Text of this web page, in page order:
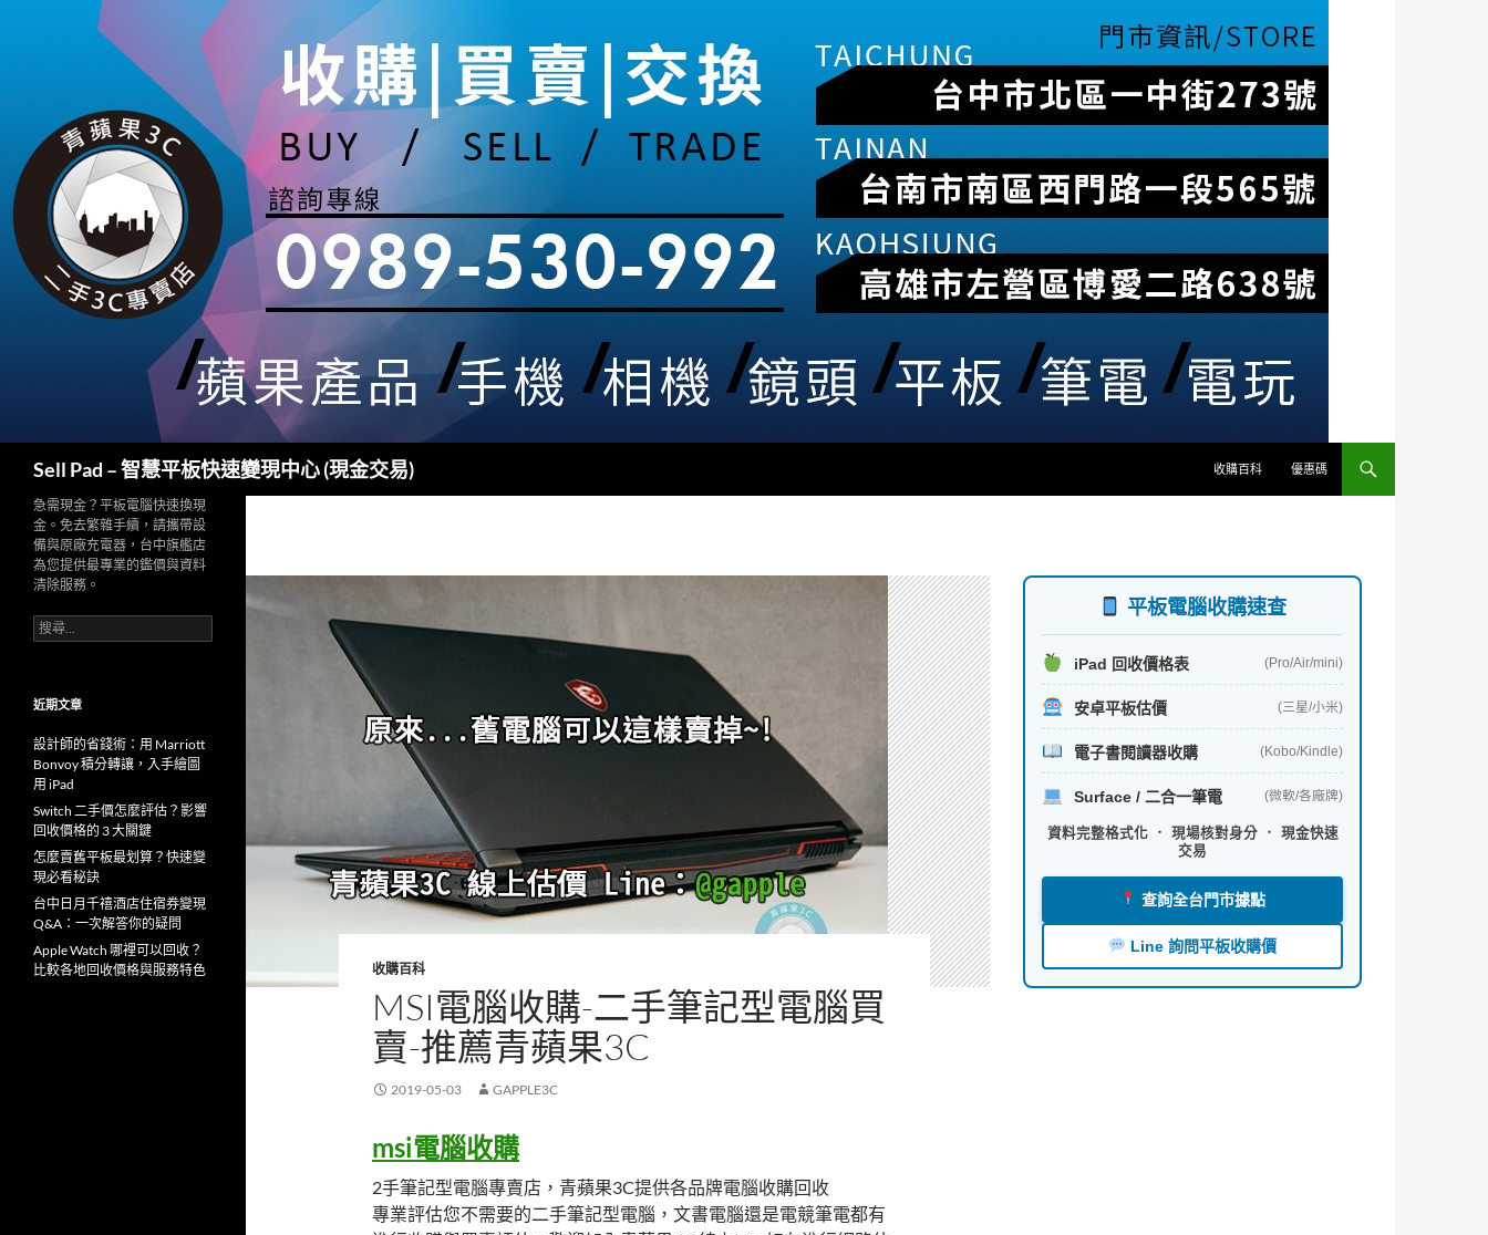
Sell Pad – 智慧平板快速變現中心 (現金交易) 收購百科 優惠碼
收購百科
MSI電腦收購-二手筆記型電腦買
賣-推薦青蘋果3C
2019-05-03 GAPPLE3C
msi電腦收購
2手筆記型電腦專賣店，青蘋果3C提供各品牌電腦收購回收
專業評估您不需要的二手筆記型電腦，文書電腦還是電競筆電都有
平板電腦收購速查
iPad 回收價格表 (Pro/Air/mini)
安卓平板估價 (三星/小米)
電子書閱讀器收購 (Kobo/Kindle)
Surface / 二合一筆電 (微軟/各廠牌)
資料完整格式化 ． 現場核對身分 ． 現金快速
交易
查詢全台門市據點
Line 詢問平板收購價
急需現金？平板電腦快速換現
金。免去繁雜手續，請攜帶設
備與原廠充電器，台中旗艦店
為您提供最專業的鑑價與資料
清除服務。
搜
尋
字:
近期文章
設計師的省錢術：用 Marriott
Bonvoy 積分轉讓，入手繪圖
用 iPad
Switch 二手價怎麼評估？影響
回收價格的 3 大關鍵
怎麼賣舊平板最划算？快速變
現必看秘訣
台中日月千禧酒店住宿券變現
Q&A：一次解答你的疑問
Apple Watch 哪裡可以回收？
比較各地回收價格與服務特色